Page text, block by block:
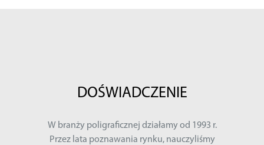
DOŚWIADCZENIE
W branży poligraficznej działamy od 1993 r.
Przez lata poznawania rynku, nauczyliśmy